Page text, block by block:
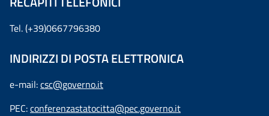
Tel. (+39)0667796380
INDIRIZZI DI POSTA ELETTRONICA
e-mail:csc@governo.it
PEC:conferenzastatocitta@pec.governo.it